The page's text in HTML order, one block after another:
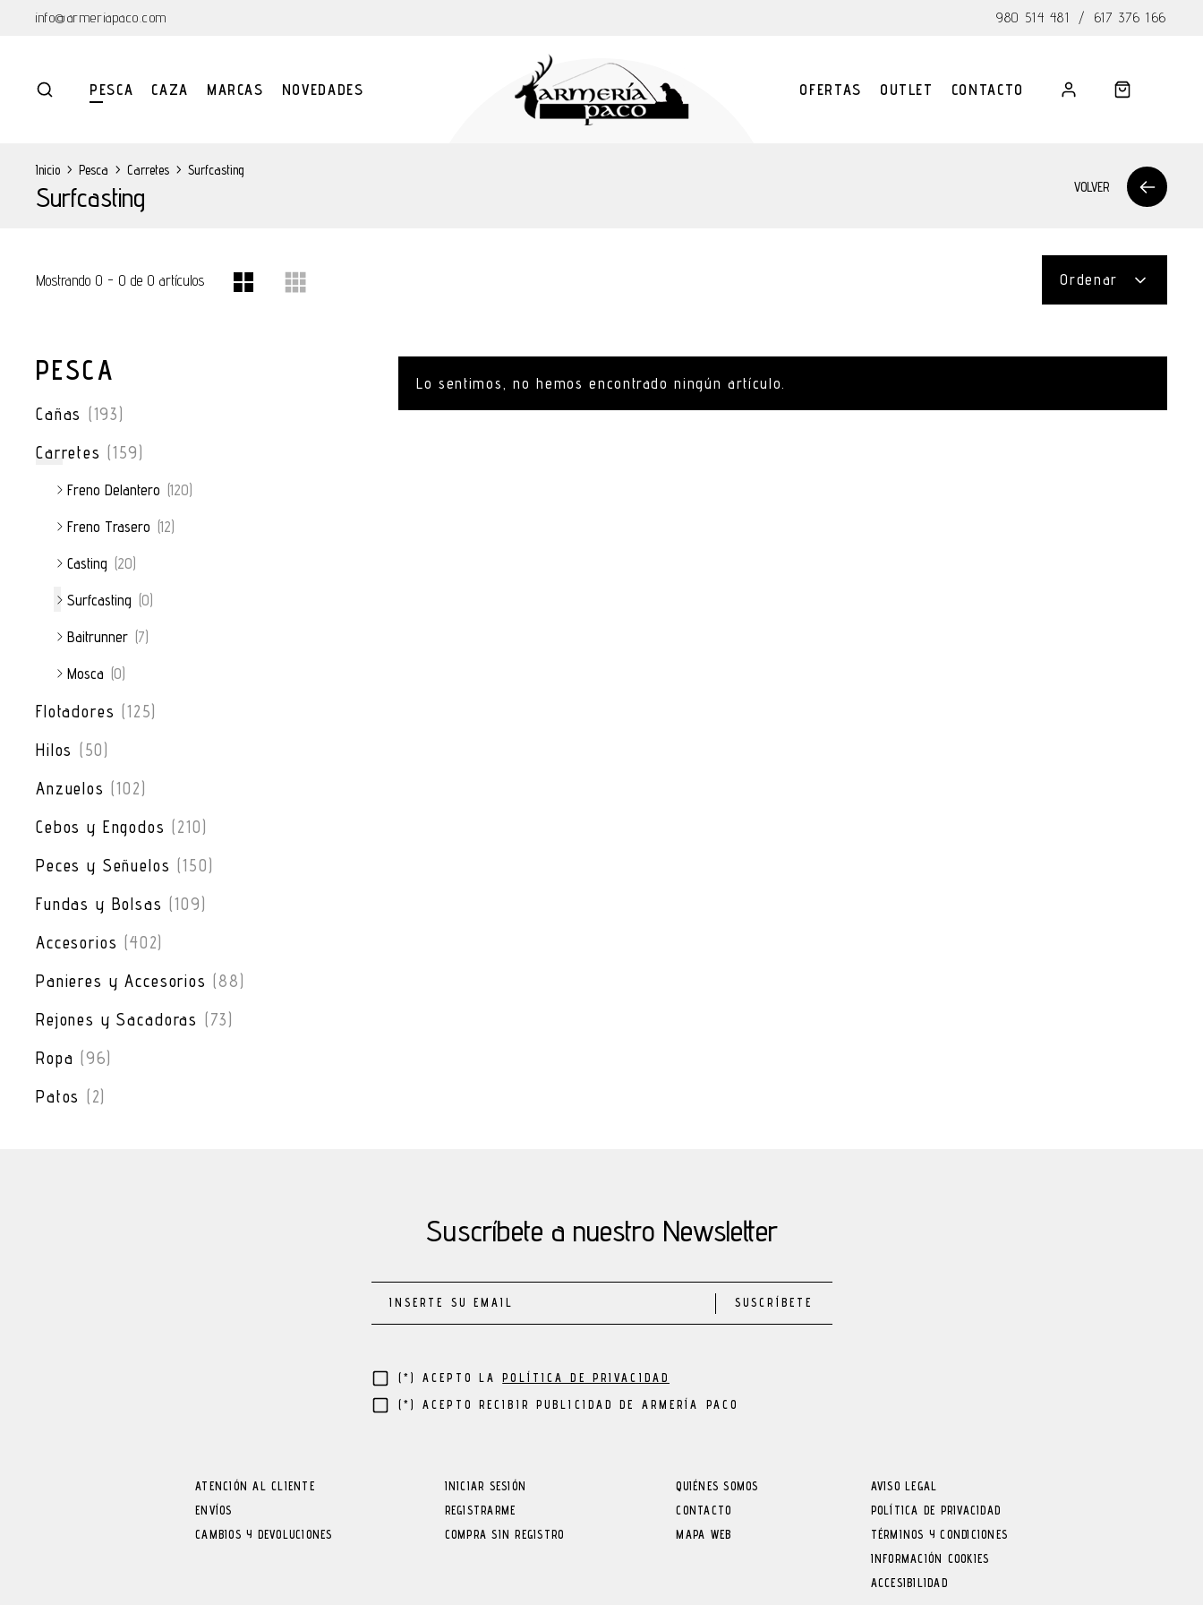
info@armeriapaco.com 980 514 481 / 617 376 166
PESCA CAZA MARCAS NOVEDADES OFERTAS OUTLET CONTACTO
Inicio > Pesca > Carretes > Surfcasting
Surfcasting VOLVER
Mostrando 0 - 0 de 0 artículos Ordenar
PESCA
Cañas (193)
Carretes (159)
Freno Delantero (120)
Freno Trasero (12)
Casting (20)
Surfcasting (0)
Baitrunner (7)
Mosca (0)
Flotadores (125)
Hilos (50)
Anzuelos (102)
Cebos y Engodos (210)
Peces y Señuelos (150)
Fundas y Bolsas (109)
Accesorios (402)
Panieres y Accesorios (88)
Rejones y Sacadoras (73)
Ropa (96)
Patos (2)
Lo sentimos, no hemos encontrado ningún artículo.
Suscríbete a nuestro Newsletter
(*) ACEPTO LA
POLÍTICA DE PRIVACIDAD
(*) ACEPTO RECIBIR PUBLICIDAD DE ARMERÍA PACO
SUSCRÍBETE
ATENCIÓN AL CLIENTE
ENVÍOS
CAMBIOS Y DEVOLUCIONES
INICIAR SESIÓN
REGISTRARME
COMPRA SIN REGISTRO
QUIÉNES SOMOS
CONTACTO
MAPA WEB
AVISO LEGAL
POLÍTICA DE PRIVACIDAD
TÉRMINOS Y CONDICIONES
INFORMACIÓN COOKIES
ACCESIBILIDAD